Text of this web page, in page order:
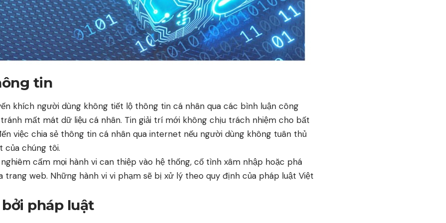
tin
khích người dùng không tiết lộ thông tin cá nhân qua các bình luận công
mất mát dữ liệu cá nhân. Tin giải trí mới không chịu trách nhiệm cho bất
việc chia sẻ thông tin cá nhân qua internet nếu người dùng không tuân thủ
của chúng tôi.
cấm mọi hành vi can thiệp vào hệ thống, cố tình xâm nhập hoặc phá
trang web. Những hành vi vi phạm sẽ bị xử lý theo quy định của pháp luật Việt
pháp luật